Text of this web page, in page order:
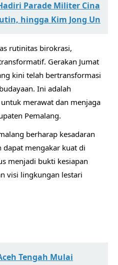
Parade Militer Cina
hingga Kim Jong Un
rutinitas birokrasi,
Gerakan Jumat
kini telah bertransformasi
Ini adalah
merawat dan menjaga
Pemalang.
berharap kesadaran
mengakar kuat di
menjadi bukti kesiapan
visi lingkungan lestari
Tengah Mulai